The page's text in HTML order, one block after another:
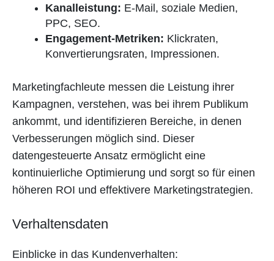
Kanalleistung: E-Mail, soziale Medien,
PPC, SEO.
Engagement-Metriken: Klickraten,
Konvertierungsraten, Impressionen.
Marketingfachleute messen die Leistung ihrer
Kampagnen, verstehen, was bei ihrem Publikum
ankommt, und identifizieren Bereiche, in denen
Verbesserungen möglich sind. Dieser
datengesteuerte Ansatz ermöglicht eine
kontinuierliche Optimierung und sorgt so für einen
höheren ROI und effektivere Marketingstrategien.
Verhaltensdaten
Einblicke in das Kundenverhalten: